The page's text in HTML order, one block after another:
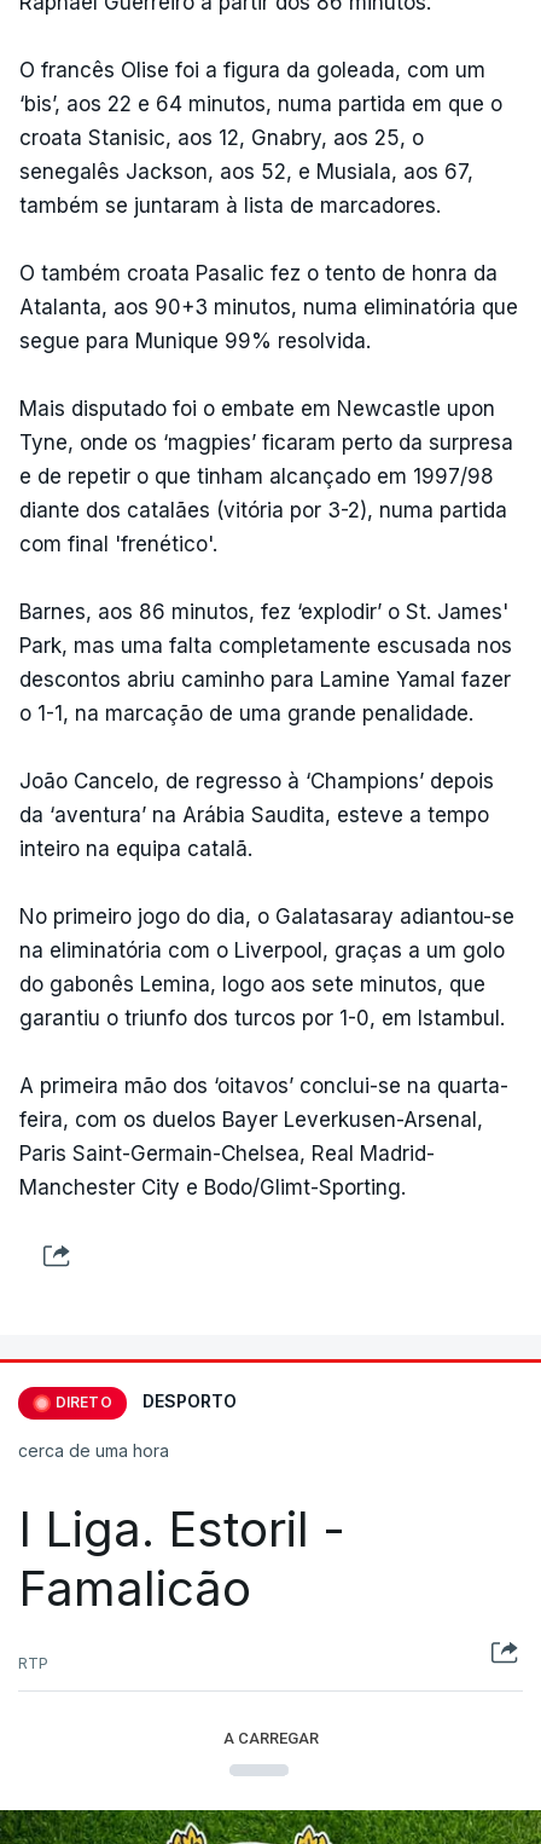
O francês Olise foi a figura da goleada, com um
‘bis’, aos 22 e 64 minutos, numa partida em que o
croata Stanisic, aos 12, Gnabry, aos 25, o
senegalês Jackson, aos 52, e Musiala, aos 67,
também se juntaram à lista de marcadores.
O também croata Pasalic fez o tento de honra da
Atalanta, aos 90+3 minutos, numa eliminatória que
segue para Munique 99% resolvida.
Mais disputado foi o embate em Newcastle upon
Tyne, onde os ‘magpies’ ficaram perto da surpresa
e de repetir o que tinham alcançado em 1997/98
diante dos catalães (vitória por 3-2), numa partida
com final 'frenético'.
Barnes, aos 86 minutos, fez ‘explodir’ o St. James'
Park, mas uma falta completamente escusada nos
descontos abriu caminho para Lamine Yamal fazer
o 1-1, na marcação de uma grande penalidade.
João Cancelo, de regresso à ‘Champions’ depois
da ‘aventura’ na Arábia Saudita, esteve a tempo
inteiro na equipa catalã.
No primeiro jogo do dia, o Galatasaray adiantou-se
na eliminatória com o Liverpool, graças a um golo
do gabonês Lemina, logo aos sete minutos, que
garantiu o triunfo dos turcos por 1-0, em Istambul.
A primeira mão dos ‘oitavos’ conclui-se na quarta-
feira, com os duelos Bayer Leverkusen-Arsenal,
Paris Saint-Germain-Chelsea, Real Madrid-
Manchester City e Bodo/Glimt-Sporting.
DIRETO DESPORTO
cerca de uma hora
I Liga. Estoril -
Famalicão
RTP
A CARREGAR